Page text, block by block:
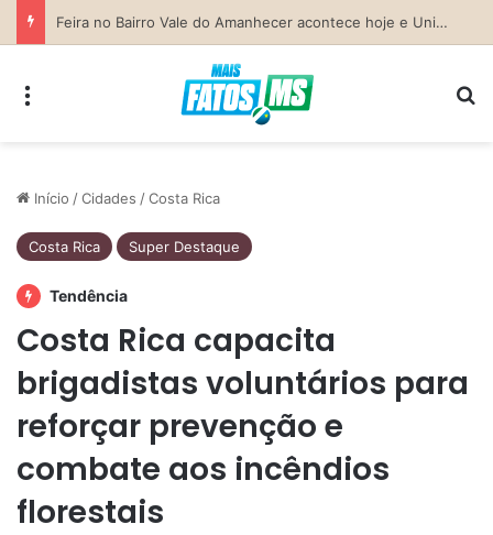
Previsão do Tempo para Costa Rica nesta sexta-feira (7)
Início /Cidades /Costa Rica
Costa Rica Super Destaque
Tendência
Costa Rica capacita
brigadistas voluntários para
reforçar prevenção e
combate aos incêndios
florestais